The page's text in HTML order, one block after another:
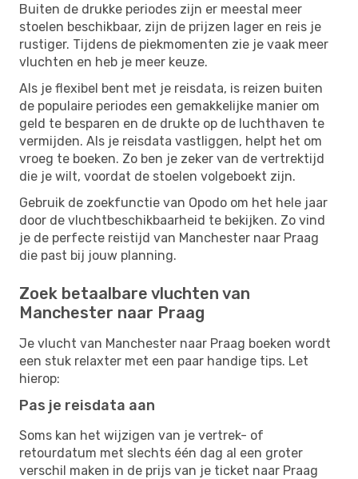
Buiten de drukke periodes zijn er meestal meer
stoelen beschikbaar, zijn de prijzen lager en reis je
rustiger. Tijdens de piekmomenten zie je vaak meer
vluchten en heb je meer keuze.
Als je flexibel bent met je reisdata, is reizen buiten
de populaire periodes een gemakkelijke manier om
geld te besparen en de drukte op de luchthaven te
vermijden. Als je reisdata vastliggen, helpt het om
vroeg te boeken. Zo ben je zeker van de vertrektijd
die je wilt, voordat de stoelen volgeboekt zijn.
Gebruik de zoekfunctie van Opodo om het hele jaar
door de vluchtbeschikbaarheid te bekijken. Zo vind
je de perfecte reistijd van Manchester naar Praag
die past bij jouw planning.
Zoek betaalbare vluchten van
Manchester naar Praag
Je vlucht van Manchester naar Praag boeken wordt
een stuk relaxter met een paar handige tips. Let
hierop:
Pas je reisdata aan
Soms kan het wijzigen van je vertrek- of
retourdatum met slechts één dag al een groter
verschil maken in de prijs van je ticket naar Praag